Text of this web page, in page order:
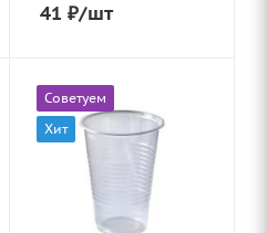
41 ₽/шт
Советуем
Хит